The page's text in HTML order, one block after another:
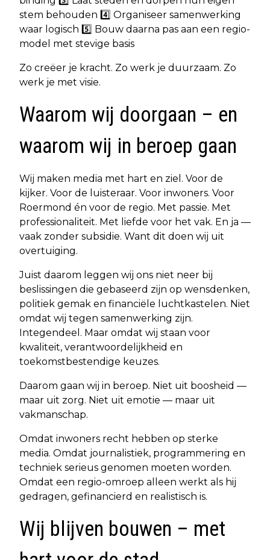
stem behouden 4️⃣ Organiseer samenwerking
waar logisch 5️⃣ Bouw daarna pas aan een regio-
model met stevige basis
Zo creëer je kracht. Zo werk je duurzaam. Zo
werk je met visie.
Waarom wij doorgaan – en
waarom wij in beroep gaan
Wij maken media met hart en ziel. Voor de
kijker. Voor de luisteraar. Voor inwoners. Voor
Roermond én voor de regio. Met passie. Met
professionaliteit. Met liefde voor het vak. En ja —
vaak zonder subsidie. Want dit doen wij uit
overtuiging.
Juist daarom leggen wij ons niet neer bij
beslissingen die gebaseerd zijn op wensdenken,
politiek gemak en financiële luchtkastelen. Niet
omdat wij tegen samenwerking zijn.
Integendeel. Maar omdat wij staan voor
kwaliteit, verantwoordelijkheid en
toekomstbestendige keuzes.
Daarom gaan wij in beroep. Niet uit boosheid —
maar uit zorg. Niet uit emotie — maar uit
vakmanschap.
Omdat inwoners recht hebben op sterke
media. Omdat journalistiek, programmering en
techniek serieus genomen moeten worden.
Omdat een regio-omroep alleen werkt als hij
gedragen, gefinancierd en realistisch is.
Wij blijven bouwen – met